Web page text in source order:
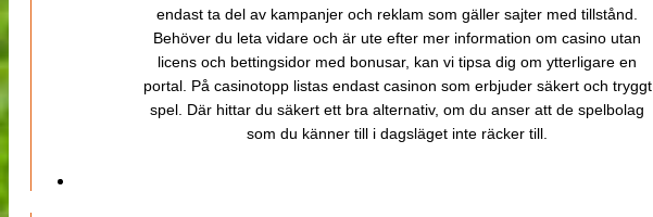
endast ta del av kampanjer och reklam som gäller sajter med tillstånd.
Behöver du leta vidare och är ute efter mer information om casino utan
licens och bettingsidor med bonusar, kan vi tipsa dig om ytterligare en
portal. På casinotopp listas endast casinon som erbjuder säkert och tryggt
spel. Där hittar du säkert ett bra alternativ, om du anser att de spelbolag
som du känner till i dagsläget inte räcker till.